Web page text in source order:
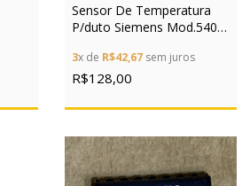
Sensor De Temperatura
P/duto Siemens Mod.540
3x de R$42,67 sem juros
R$128,00